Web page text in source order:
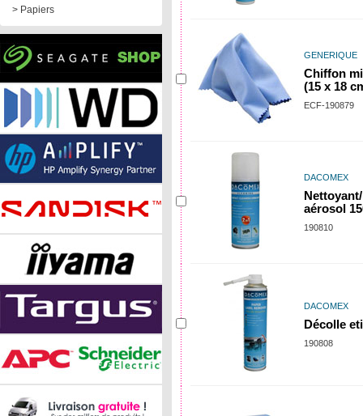
> Papiers
GENERIQUE
Chiffon
(15 x 18
ECF-190879
DACOMEX
aérosol
190810
DACOMEX
Décolle
190808